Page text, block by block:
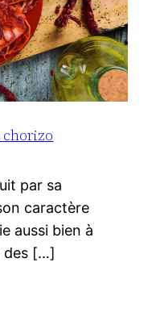
chorizo
par sa
caractère
aussi bien à
des […]